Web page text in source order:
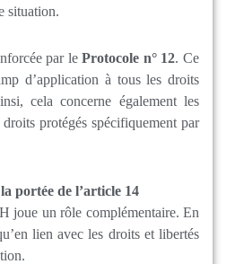
situation.
par le Protocole n° 12. Ce
d’application à tous les droits
cela concerne également les
protégés spécifiquement par
portée de l’article 14
joue un rôle complémentaire. En
lien avec les droits et libertés